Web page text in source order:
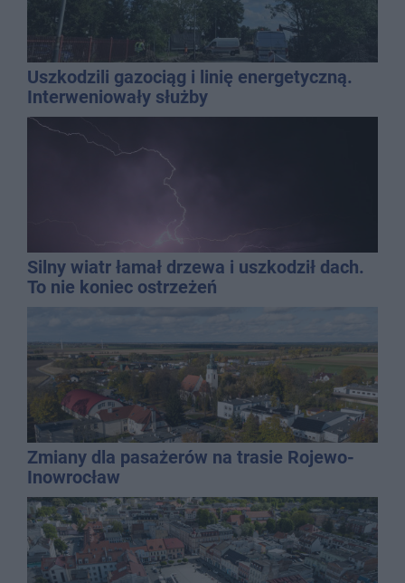
Uszkodzili gazociąg i linię energetyczną.
Interweniowały służby
Silny wiatr łamał drzewa i uszkodził dach.
To nie koniec ostrzeżeń
Zmiany dla pasażerów na trasie Rojewo-
Inowrocław